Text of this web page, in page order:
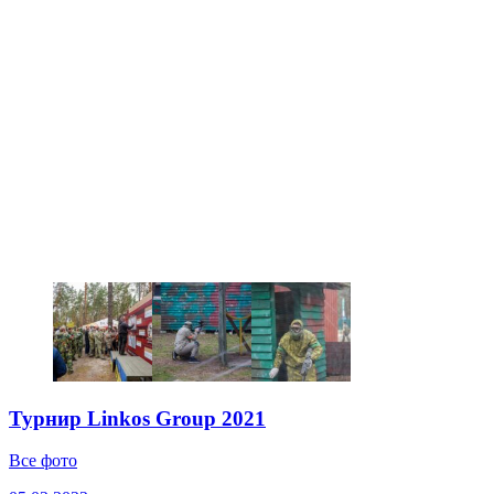
Турнир Linkos Group 2021
Все фото